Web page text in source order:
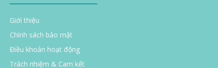
Giới thiệu
Chính sách bảo mật
Điều khoản hoạt động
Trách nhiệm & Cam kết